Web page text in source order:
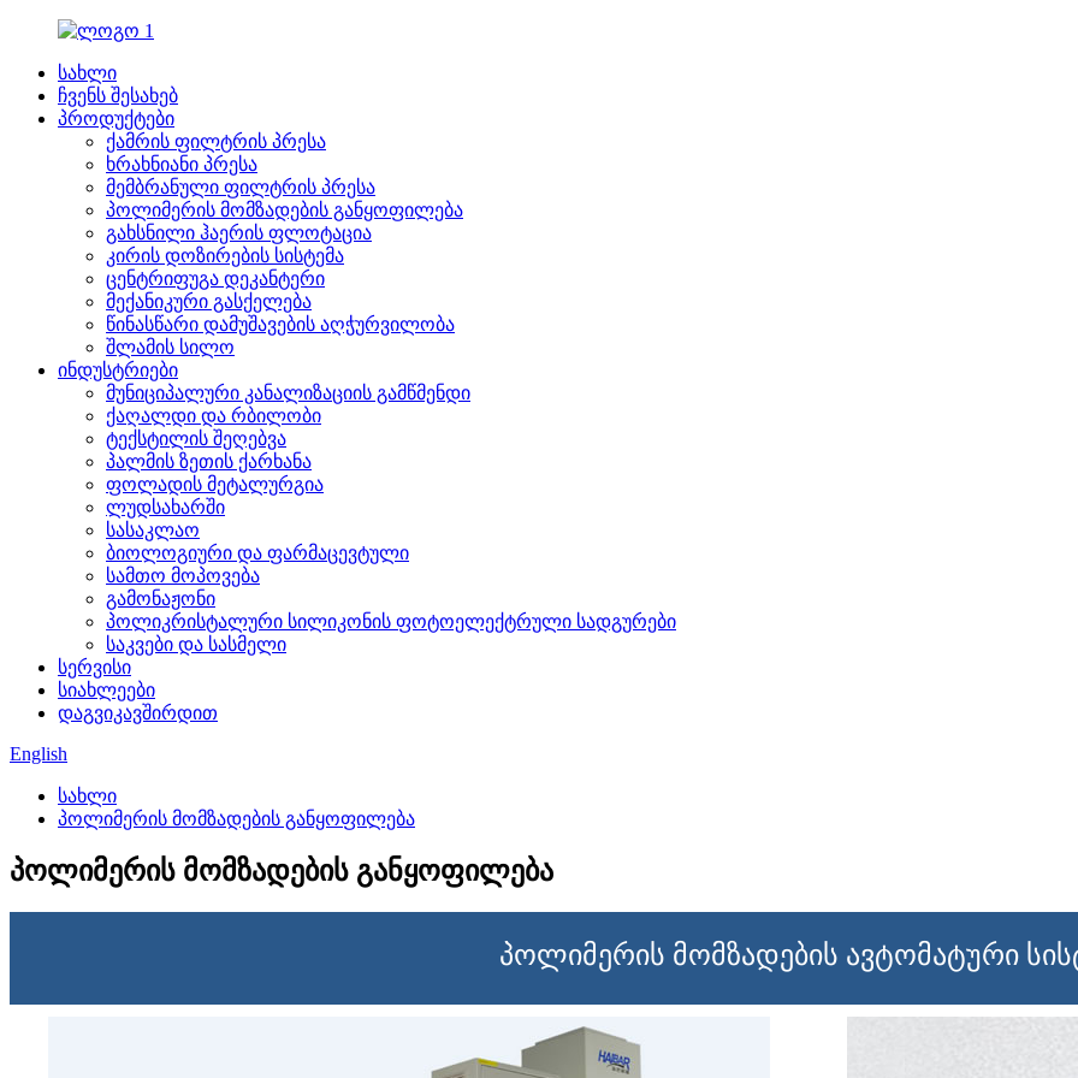
სახლი
ჩვენს შესახებ
პროდუქტები
ქამრის ფილტრის პრესა
ხრახნიანი პრესა
მემბრანული ფილტრის პრესა
პოლიმერის მომზადების განყოფილება
გახსნილი ჰაერის ფლოტაცია
კირის დოზირების სისტემა
ცენტრიფუგა დეკანტერი
მექანიკური გასქელება
წინასწარი დამუშავების აღჭურვილობა
შლამის სილო
ინდუსტრიები
მუნიციპალური კანალიზაციის გამწმენდი
ქაღალდი და რბილობი
ტექსტილის შეღებვა
პალმის ზეთის ქარხანა
ფოლადის მეტალურგია
ლუდსახარში
სასაკლაო
ბიოლოგიური და ფარმაცევტული
სამთო მოპოვება
გამონაჟონი
პოლიკრისტალური სილიკონის ფოტოელექტრული სადგურები
საკვები და სასმელი
სერვისი
სიახლეები
დაგვიკავშირდით
English
სახლი
პოლიმერის მომზადების განყოფილება
პოლიმერის მომზადების განყოფილება
პოლიმერის მომზადების ავტომატური